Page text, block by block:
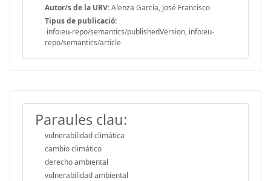
Autor/s de la URV:Alenza García, José Francisco
Tipus de publicació:
info:eu-repo/semantics/publishedVersion, info:eu-
repo/semantics/article
Paraules clau:
vulnerabilidad climática
cambio climático
derecho ambiental
vulnerabilidad ambiental